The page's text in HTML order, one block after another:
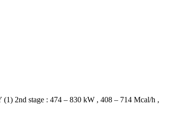
2nd stage : 474 – 830 kW , 408 – 714 Mcal/h ,